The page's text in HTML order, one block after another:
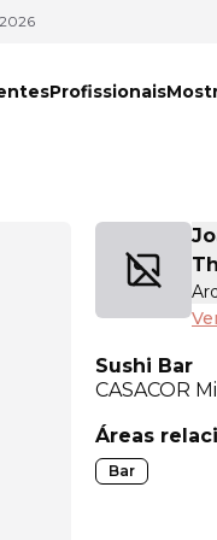
Profissionais
Sushi Bar
CASACOR
Áreas
Bar